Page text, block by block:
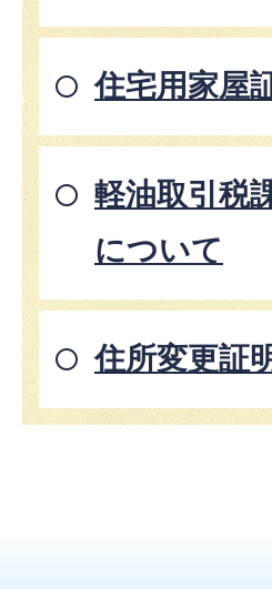
住宅用家屋
軽油取引税
について
住所変更証